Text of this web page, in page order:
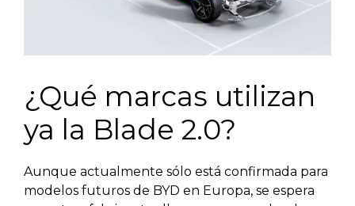
¿Qué marcas utilizan
ya la Blade 2.0?
Aunque actualmente sólo está confirmada para
modelos futuros de BYD en Europa, se espera